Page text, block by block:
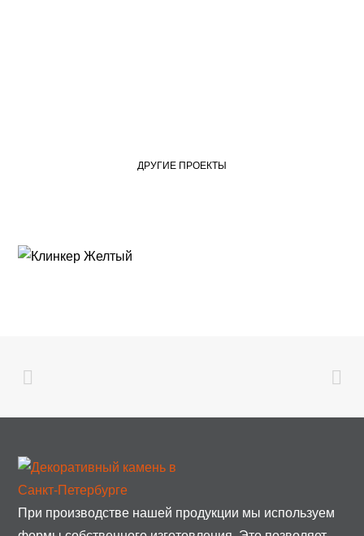
ДРУГИЕ ПРОЕКТЫ
При производстве нашей продукции мы используем